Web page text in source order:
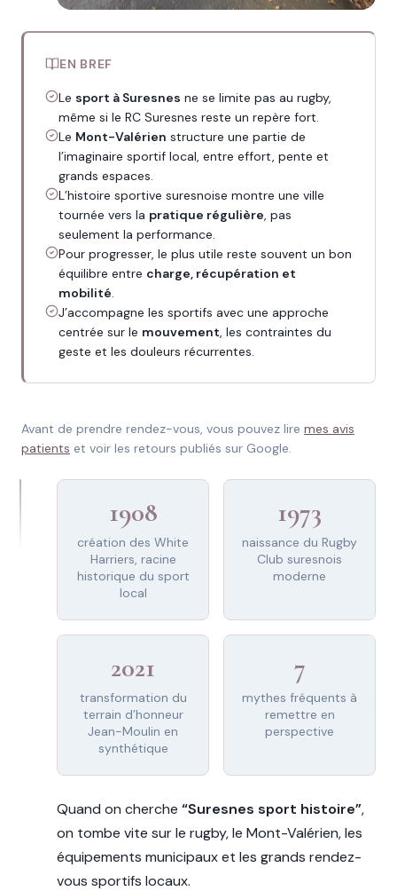
EN BREF
Le sport à Suresnes ne se limite pas au rugby,
même si le RC Suresnes reste un repère fort.
Le Mont-Valérien structure une partie de
l’imaginaire sportif local, entre effort, pente et
grands espaces.
L’histoire sportive suresnoise montre une ville
tournée vers la pratique régulière, pas
seulement la performance.
Pour progresser, le plus utile reste souvent un bon
équilibre entre charge, récupération et
mobilité.
J’accompagne les sportifs avec une approche
centrée sur le mouvement, les contraintes du
geste et les douleurs récurrentes.
Avant de prendre rendez-vous, vous pouvez lire mes avis
patients et voir les retours publiés sur Google.
1908
création des White
Harriers, racine
historique du sport
local
1973
naissance du Rugby
Club suresnois
moderne
2021
transformation du
terrain d’honneur
Jean-Moulin en
synthétique
7
mythes fréquents à
remettre en
perspective
Quand on cherche “Suresnes sport histoire”,
on tombe vite sur le rugby, le Mont-Valérien, les
équipements municipaux et les grands rendez-
vous sportifs locaux.